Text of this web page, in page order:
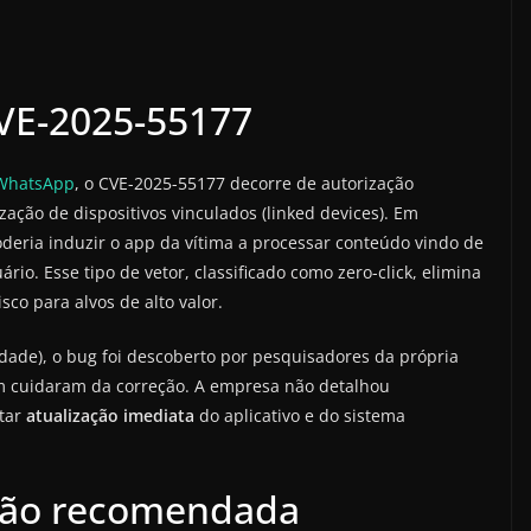
2025-55177
, o CVE-2025-55177 decorre de autorização
de dispositivos vinculados (linked devices). Em
induzir o app da vítima a processar conteúdo vindo de
Esse tipo de vetor, classificado como zero-click, elimina
para alvos de alto valor.
o bug foi descoberto por pesquisadores da própria
da correção. A empresa não detalhou
atualização imediata do aplicativo e do sistema
recomendada